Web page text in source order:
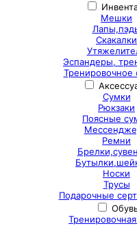
Мешки
Скакалки
Эспандеры,
Тренировочное
Сумки
Рюкзаки
Поясные
Ремни
Носки
Трусы
Подарочные